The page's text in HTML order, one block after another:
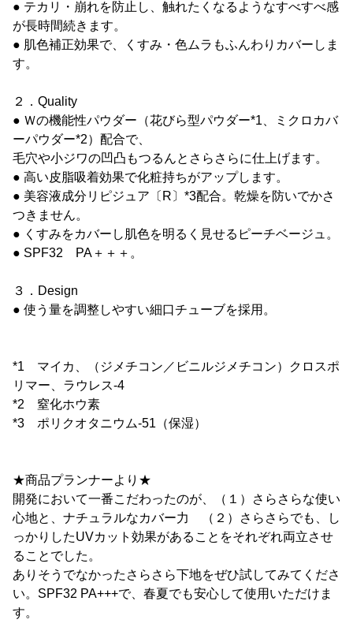
● テカリ・崩れを防止し、触れたくなるようなすべすべ感
が長時間続きます。
● 肌色補正効果で、くすみ・色ムラもふんわりカバーしま
す。
２．Quality
● Ｗの機能性パウダー（花びら型パウダー*1、ミクロカバ
ーパウダー*2）配合で、
毛穴や小ジワの凹凸もつるんとさらさらに仕上げます。
● 高い皮脂吸着効果で化粧持ちがアップします。
● 美容液成分リピジュア〔R〕*3配合。乾燥を防いでかさ
つきません。
● くすみをカバーし肌色を明るく見せるピーチベージュ。
● SPF32 PA＋＋＋。
３．Design
● 使う量を調整しやすい細口チューブを採用。
*1 マイカ、（ジメチコン／ビニルジメチコン）クロスポ
リマー、ラウレス-4
*2 窒化ホウ素
*3 ポリクオタニウム-51（保湿）
★商品プランナーより★
開発において一番こだわったのが、（１）さらさらな使い
心地と、ナチュラルなカバー力 （２）さらさらでも、し
っかりしたUVカット効果があることをそれぞれ両立させ
ることでした。
ありそうでなかったさらさら下地をぜひ試してみてくださ
い。SPF32 PA+++で、春夏でも安心して使用いただけま
す。